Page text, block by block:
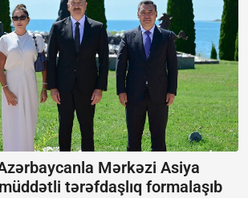
Mərkəzi Asiya
tərəfdaşlıq formalaşıb